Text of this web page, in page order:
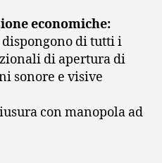
economiche:
di tutti i
di apertura di
sonore e visive
con manopola ad